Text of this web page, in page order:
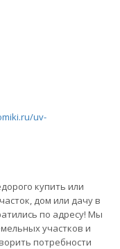
uv-
купить или
дом или дачу в
по адресу! Мы
участков и
потребности